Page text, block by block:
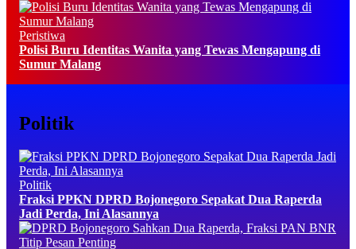
Peristiwa
Polisi Buru Identitas Wanita yang Tewas Mengapung di
Sumur Malang
Politik
Politik
Fraksi PPKN DPRD Bojonegoro Sepakat Dua Raperda
Jadi Perda, Ini Alasannya